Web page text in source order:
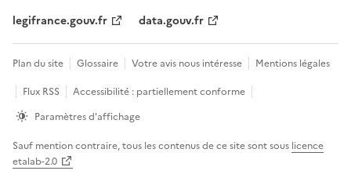
legifrance.gouv.fr
data.gouv.fr
Plan du site Glossaire Votre avis nous intéresse
Mentions légales
Flux RSS
Accessibilité : partiellement conforme
Paramètres d'affichage
Sauf mention contraire, tous les contenus de ce site sont sous licence
etalab-2.0